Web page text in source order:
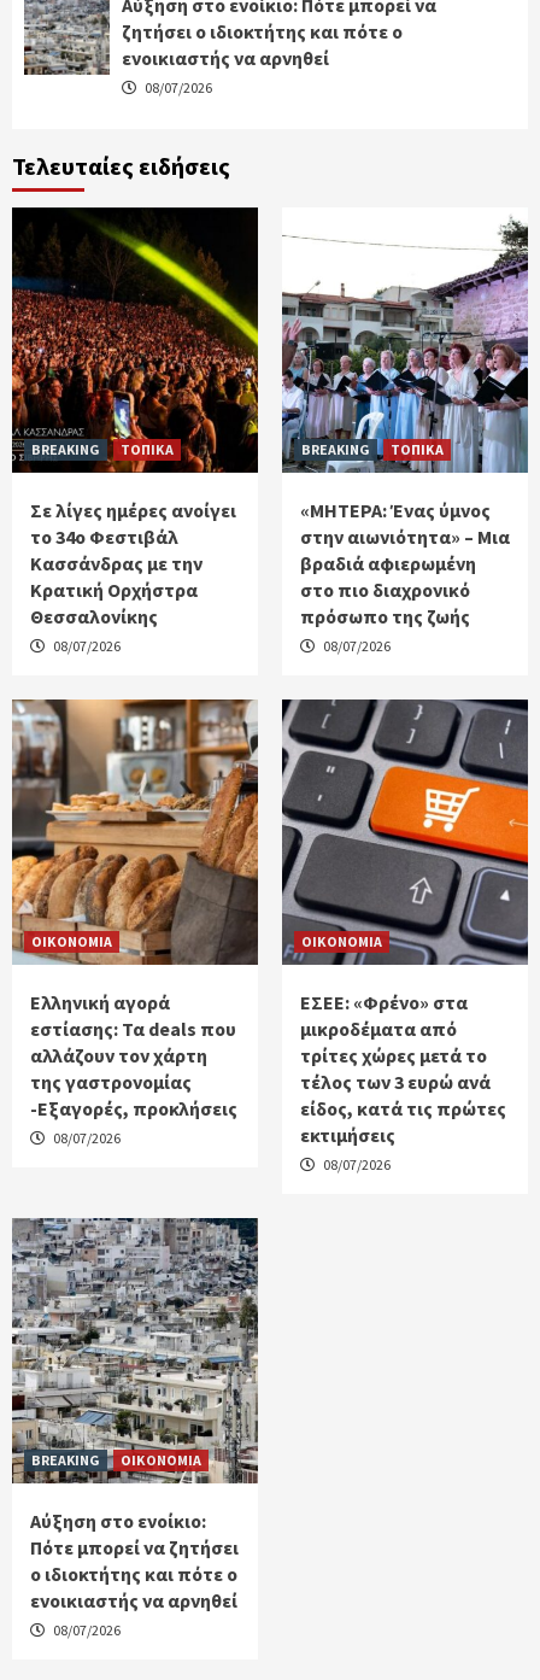
Αύξηση στο ενοίκιο: Πότε μπορεί να
ζητήσει ο ιδιοκτήτης και πότε ο
ενοικιαστής να αρνηθεί
08/07/2026
Τελευταίες ειδήσεις
BREAKING ΤΟΠΙΚΑ
Σε λίγες ημέρες ανοίγει
το 34ο Φεστιβάλ
Κασσάνδρας με την
Κρατική Ορχήστρα
Θεσσαλονίκης
08/07/2026
BREAKING ΤΟΠΙΚΑ
«ΜΗΤΕΡΑ: Ένας ύμνος
στην αιωνιότητα» – Μια
βραδιά αφιερωμένη
στο πιο διαχρονικό
πρόσωπο της ζωής
08/07/2026
ΟΙΚΟΝΟΜΙΑ
Ελληνική αγορά
εστίασης: Τα deals που
αλλάζουν τον χάρτη
της γαστρονομίας
-Εξαγορές, προκλήσεις
08/07/2026
ΟΙΚΟΝΟΜΙΑ
ΕΣΕΕ: «Φρένο» στα
μικροδέματα από
τρίτες χώρες μετά το
τέλος των 3 ευρώ ανά
είδος, κατά τις πρώτες
εκτιμήσεις
08/07/2026
BREAKING ΟΙΚΟΝΟΜΙΑ
Αύξηση στο ενοίκιο:
Πότε μπορεί να ζητήσει
ο ιδιοκτήτης και πότε ο
ενοικιαστής να αρνηθεί
08/07/2026